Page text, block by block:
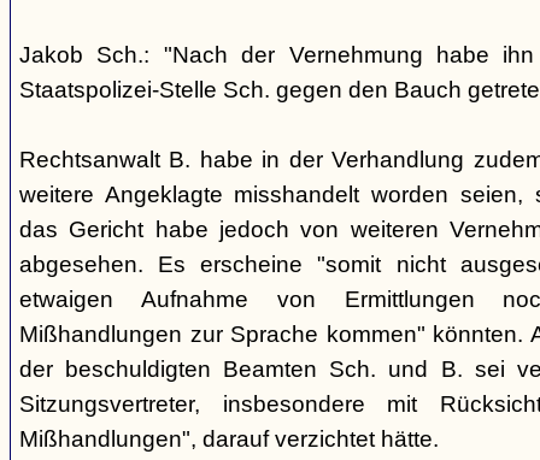
Jakob Sch.: "Nach der Vernehmung habe
Staatspolizei-Stelle Sch. gegen den Bauch
Rechtsanwalt B. habe in der Verhandlung
weitere Angeklagte misshandelt worden seien,
das Gericht habe jedoch von weiteren
abgesehen. Es erscheine "somit nicht
etwaigen Aufnahme von Ermittlungen
Mißhandlungen zur Sprache kommen" könnten.
der beschuldigten Beamten Sch. und B. sei
Sitzungsvertreter, insbesondere mit
Mißhandlungen", darauf verzichtet hätte.